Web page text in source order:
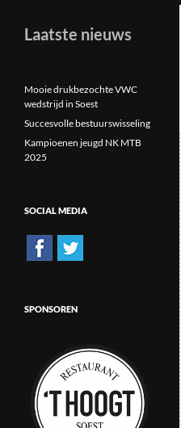
Laatste nieuws
Mooie drukbezochte VWC
wedstrijd in Soest
Succesvolle bestuurswisseling
Kampioenen jeugd NK MTB
2025
SOCIAL MEDIA
SPONSOREN